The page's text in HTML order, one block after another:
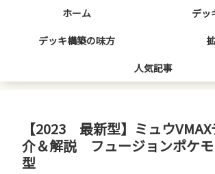
ホーム
デッ
デッキ構築の味方
人気記事
【2023 最新型】ミュウ
介＆解説 フュージョンポケモ
型